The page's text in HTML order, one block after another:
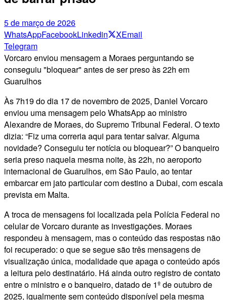
5 de março de 2026
WhatsAppFacebookLinkedin XEmail
Telegram
Vorcaro enviou mensagem a Moraes perguntando se
conseguiu "bloquear" antes de ser preso às 22h em
Guarulhos
Às 7h19 do dia 17 de novembro de 2025, Daniel Vorcaro
enviou uma mensagem pelo WhatsApp ao ministro
Alexandre de Moraes, do Supremo Tribunal Federal. O texto
dizia: “Fiz uma correria aqui para tentar salvar. Alguma
novidade? Conseguiu ter notícia ou bloquear?” O banqueiro
seria preso naquela mesma noite, às 22h, no aeroporto
internacional de Guarulhos, em São Paulo, ao tentar
embarcar em jato particular com destino a Dubai, com escala
prevista em Malta.
A troca de mensagens foi localizada pela Polícia Federal no
celular de Vorcaro durante as investigações. Moraes
respondeu à mensagem, mas o conteúdo das respostas não
foi recuperado: o que se segue são três mensagens de
visualização única, modalidade que apaga o conteúdo após
a leitura pelo destinatário. Há ainda outro registro de contato
entre o ministro e o banqueiro, datado de 1º de outubro de
2025, igualmente sem conteúdo disponível pela mesma